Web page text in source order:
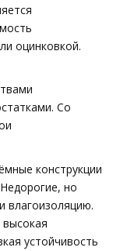
оцинковкой.
Со
конструкции
но
влагоизоляцию.
устойчивость